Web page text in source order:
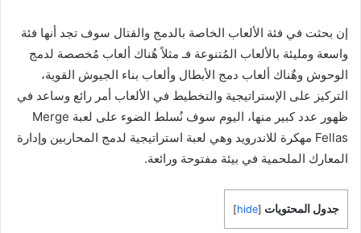
إن بحثت في فئة الألعاب الخاصة بالدمج والقتال سوف تجد أنها فئة
واسعة ومليئة بالألعاب المُتنوعة فـ مثلاً هُناك ألعاب مُخصصة لدمج
الوحوش وهٌناك ألعاب دمج الأبطال وألعاب بناء الجيوش القوية،
التركيز على الإستراتيجية والتخطيط في الألعاب أمر رائع وساعد في
ظهور عدد كبير منها، اليوم سوف نُسلط الضوء على لعبة Merge
Fellas مهكرة للاندرويد وهي لعبة استراتيجية لدمج المحاربين وإدارة
المعارك الملحمية في بيئة مفتوحة ورائعة.
جدول المحتويات [
hide
]